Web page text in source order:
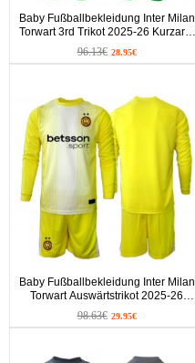
Baby Fußballbekleidung Inter Milan
Torwart 3rd Trikot 2025-26 Kurzarm
(+ kurze hosen)
96.13€ 28.95€
Baby Fußballbekleidung Inter Milan
Torwart Auswärtstrikot 2025-26
Langarm (+ kurze hosen)
98.63€ 29.95€